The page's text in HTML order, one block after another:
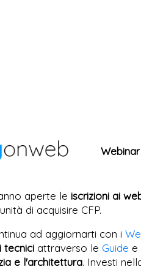
Webinar
aperte le iscrizioni ai
di acquisire CFP.
ad aggiornarti con i
tecnici attraverso le Guide e
e l'architettura. Investi